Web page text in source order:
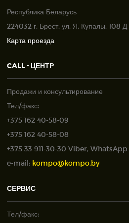
Республика Беларусь
224032 г. Брест, ул. Я. Купалы, 108 Д
Карта проезда
CALL - ЦЕНТР
Продажи и консультирование
Тел/факс:
+375 162 40-58-09
+375 162 40-58-08
+375 33 911-30-30 Viber, WhatsApp
e-mail: kompo@kompo.by
СЕРВИС
Тел/факс: